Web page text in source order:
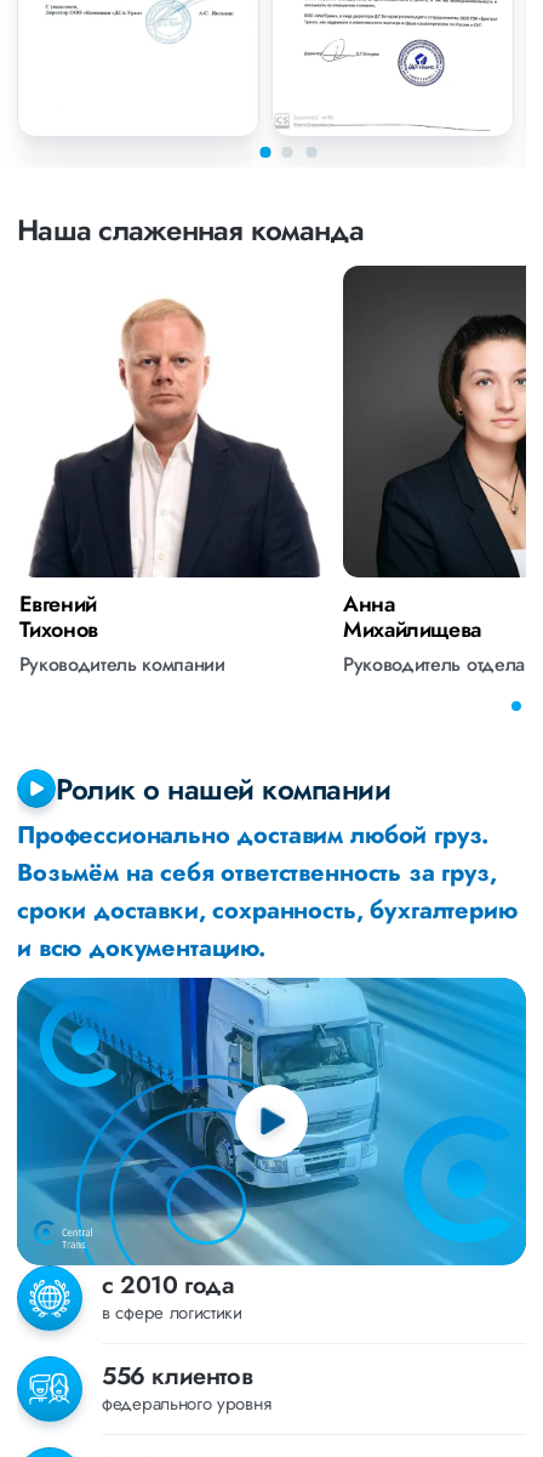
Наша слаженная команда
Евгений
Тихонов
Руководитель компании
Анна
Михайлищева
Руководитель отдела
Ролик о нашей компании
Профессионально доставим любой груз.
Возьмём на себя ответственность за груз,
сроки доставки, сохранность, бухгалтерию
и всю документацию.
с 2010 года
в сфере логистики
556 клиентов
федерального уровня